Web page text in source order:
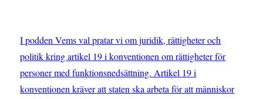
I podden Vems val pratar vi om juridik, rättigheter och
politik kring artikel 19 i konventionen om rättigheter för
personer med funktionsnedsättning. Artikel 19 i
konventionen kräver att staten ska arbeta för att människor